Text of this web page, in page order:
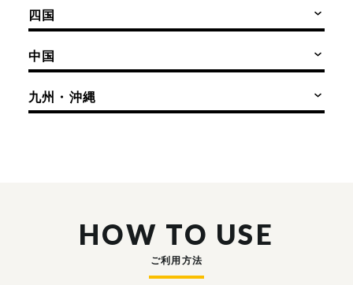
四国
中国
九州・沖縄
HOW TO USE
ご利用方法